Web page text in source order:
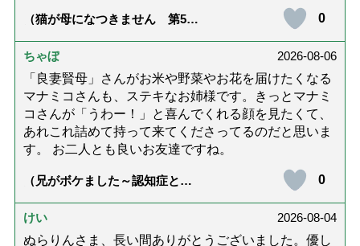
（猫が母になつきません 第500
0
ちゃぼ
2026-08-06
「良妻賢母」さんがお米や野菜やお花を届けたくなる
マナミコさんも、ステキなお姉様です。きっとマナミ
コさんが「うわー！」と喜んでくれる顔を見たくて、
あれこれ詰めて持って来てくださってるのだと思いま
す。 お二人とも良いお友達ですね。
（兄がボケました～認知症と介
達』が届きました」）
0
けい
2026-08-04
ぬらりんさま、長い間ありがとうございました。優し